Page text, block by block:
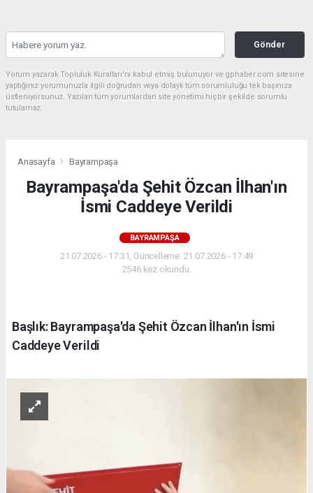
Gönder
Yorum yazarak Topluluk Kuralları’nı kabul etmiş bulunuyor ve gphaber.com sitesine
yaptığınız yorumunuzla ilgili doğrudan veya dolaylı tüm sorumluluğu tek başınıza
üstleniyorsunuz. Yazılan tüm yorumlardan site yönetimi hiçbir şekilde sorumlu
tutulamaz.
Anasayfa Bayrampaşa
Bayrampaşa'da Şehit Özcan İlhan'ın
İsmi Caddeye Verildi
BAYRAMPAŞA
21.07.2026 - 17:31, Güncelleme: 21.07.2026 - 17:49
2546 kez okundu.
Başlık: Bayrampaşa'da Şehit Özcan İlhan'ın İsmi
Caddeye Verildi